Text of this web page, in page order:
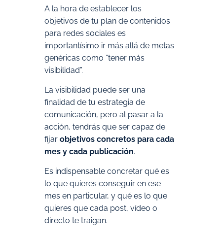
A la hora de establecer los
objetivos de tu plan de contenidos
para redes sociales es
importantísimo ir más allá de metas
genéricas como “tener más
visibilidad”.
La visibilidad puede ser una
finalidad de tu estrategia de
comunicación, pero al pasar a la
acción, tendrás que ser capaz de
fijar objetivos concretos para cada
mes y cada publicación.
Es indispensable concretar qué es
lo que quieres conseguir en ese
mes en particular, y qué es lo que
quieres que cada post, vídeo o
directo te traigan.